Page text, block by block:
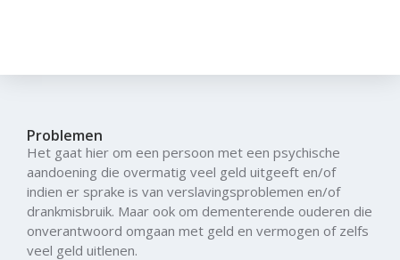
Problemen
Het gaat hier om een persoon met een psychische
aandoening die overmatig veel geld uitgeeft en/of
indien er sprake is van verslavingsproblemen en/of
drankmisbruik. Maar ook om dementerende ouderen die
onverantwoord omgaan met geld en vermogen of zelfs
veel geld uitlenen.